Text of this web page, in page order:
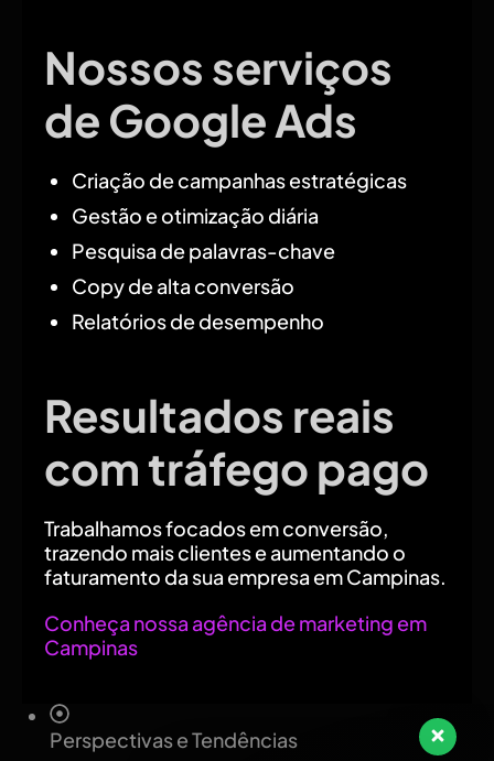
Nossos serviços
de Google Ads
Criação de campanhas estratégicas
Gestão e otimização diária
Pesquisa de palavras-chave
Copy de alta conversão
Relatórios de desempenho
Resultados reais
com tráfego pago
Trabalhamos focados em conversão,
trazendo mais clientes e aumentando o
faturamento da sua empresa em Campinas.
Conheça nossa agência de marketing em
Campinas
Perspectivas e Tendências